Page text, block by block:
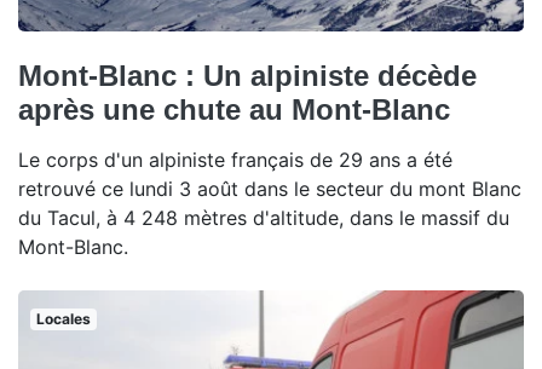
Mont-Blanc : Un alpiniste décède
après une chute au Mont-Blanc
Le corps d'un alpiniste français de 29 ans a été
retrouvé ce lundi 3 août dans le secteur du mont Blanc
du Tacul, à 4 248 mètres d'altitude, dans le massif du
Mont-Blanc.
Locales